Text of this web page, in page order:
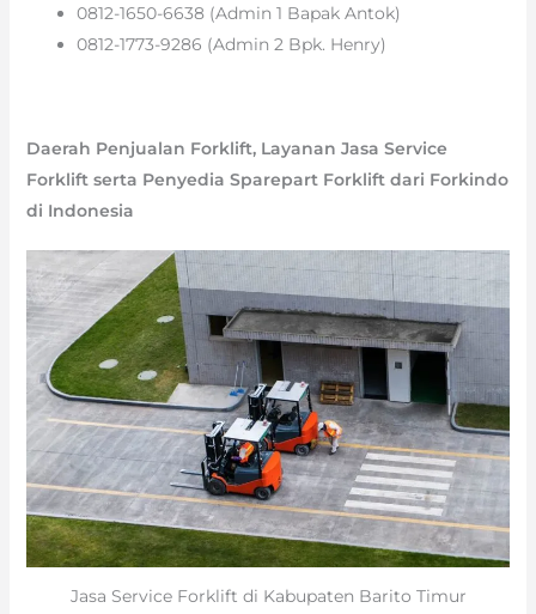
0812-1650-6638 (Admin 1 Bapak Antok)
0812-1773-9286 (Admin 2 Bpk. Henry)
Daerah Penjualan Forklift, Layanan Jasa Service
Forklift serta Penyedia Sparepart Forklift dari Forkindo
di Indonesia
Jasa Service Forklift di Kabupaten Barito Timur